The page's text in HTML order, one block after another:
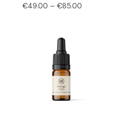
€49.00 – €85.00